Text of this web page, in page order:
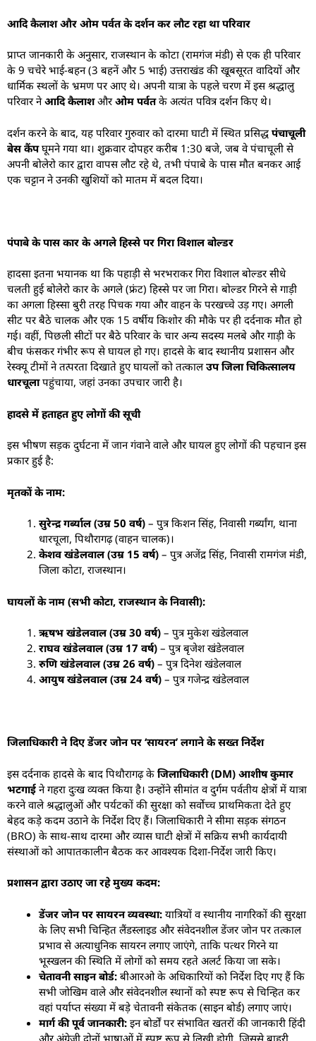
आदि कैलाश और ओम पर्वत के दर्शन कर लौट रहा था परिवार
​प्राप्त जानकारी के अनुसार, राजस्थान के कोटा (रामगंज मंडी) से एक ही परिवार
के 9 चचेरे भाई-बहन (3 बहनें और 5 भाई) उत्तराखंड की खूबसूरत वादियों और
धार्मिक स्थलों के भ्रमण पर आए थे। अपनी यात्रा के पहले चरण में इस श्रद्धालु
परिवार नेआदि कैलाशऔरओम पर्वतके अत्यंत पवित्र दर्शन किए थे।
​दर्शन करने के बाद, यह परिवार गुरुवार को दारमा घाटी में स्थित प्रसिद्धपंचाचूली
बेस कैंपघूमने गया था। शुक्रवार दोपहर करीब 1:30 बजे, जब वे पंचाचूली से
अपनी बोलेरो कार द्वारा वापस लौट रहे थे, तभी पंपाबे के पास मौत बनकर आई
एक चट्टान ने उनकी खुशियों को मातम में बदल दिया।
पंपाबे के पास कार के अगले हिस्से पर गिरा विशाल बोल्डर
​हादसा इतना भयानक था कि पहाड़ी से भरभराकर गिरा विशाल बोल्डर सीधे
चलती हुई बोलेरो कार के अगले (फ्रंट) हिस्से पर जा गिरा। बोल्डर गिरने से गाड़ी
का अगला हिस्सा बुरी तरह पिचक गया और वाहन के परखच्चे उड़ गए। अगली
सीट पर बैठे चालक और एक 15 वर्षीय किशोर की मौके पर ही दर्दनाक मौत हो
गई। वहीं, पिछली सीटों पर बैठे परिवार के चार अन्य सदस्य मलबे और गाड़ी के
बीच फंसकर गंभीर रूप से घायल हो गए। हादसे के बाद स्थानीय प्रशासन और
रेस्क्यू टीमों ने तत्परता दिखाते हुए घायलों को तत्कालउप जिला चिकित्सालय
धारचूलापहुंचाया, जहां उनका उपचार जारी है।
हादसे में हताहत हुए लोगों की सूची
​इस भीषण सड़क दुर्घटना में जान गंवाने वाले और घायल हुए लोगों की पहचान इस
प्रकार हुई है:
मृतकों के नाम:
सुरेन्द्र गर्ब्याल (उम्र 50 वर्ष) – पुत्र किशन सिंह, निवासी गर्ब्यांग, थाना
धारचूला, पिथौरागढ़ (वाहन चालक)।
केशव खंडेलवाल (उम्र 15 वर्ष) – पुत्र अजेंद्र सिंह, निवासी रामगंज मंडी,
जिला कोटा, राजस्थान।
घायलों के नाम (सभी कोटा, राजस्थान के निवासी):
ऋषभ खंडेलवाल (उम्र 30 वर्ष) – पुत्र मुकेश खंडेलवाल
राघव खंडेलवाल (उम्र 17 वर्ष) – पुत्र बृजेश खंडेलवाल
रुणि खंडेलवाल (उम्र 26 वर्ष) – पुत्र दिनेश खंडेलवाल
आयुष खंडेलवाल (उम्र 24 वर्ष) – पुत्र गजेन्द्र खंडेलवाल
जिलाधिकारी ने दिए डेंजर जोन पर ‘सायरन’ लगाने के सख्त निर्देश
​इस दर्दनाक हादसे के बाद पिथौरागढ़ के जिलाधिकारी (DM) आशीष कुमार
भटगाई ने गहरा दुःख व्यक्त किया है। उन्होंने सीमांत व दुर्गम पर्वतीय क्षेत्रों में यात्रा
करने वाले श्रद्धालुओं और पर्यटकों की सुरक्षा को सर्वोच्च प्राथमिकता देते हुए
बेहद कड़े कदम उठाने के निर्देश दिए हैं। जिलाधिकारी ने सीमा सड़क संगठन
(BRO) के साथ-साथ दारमा और व्यास घाटी क्षेत्रों में सक्रिय सभी कार्यदायी
संस्थाओं को आपातकालीन बैठक कर आवश्यक दिशा-निर्देश जारी किए।
प्रशासन द्वारा उठाए जा रहे मुख्य कदम:
डेंजर जोन पर सायरन व्यवस्था: यात्रियों व स्थानीय नागरिकों की सुरक्षा
के लिए सभी चिन्हित लैंडस्लाइड और संवेदनशील डेंजर जोन पर तत्काल
प्रभाव से अत्याधुनिक सायरन लगाए जाएंगे, ताकि पत्थर गिरने या
भूस्खलन की स्थिति में लोगों को समय रहते अलर्ट किया जा सके।
चेतावनी साइन बोर्ड: बीआरओ के अधिकारियों को निर्देश दिए गए हैं कि
सभी जोखिम वाले और संवेदनशील स्थानों को स्पष्ट रूप से चिन्हित कर
वहां पर्याप्त संख्या में बड़े चेतावनी संकेतक (साइन बोर्ड) लगाए जाएं।
मार्ग की पूर्व जानकारी: इन बोर्डों पर संभावित खतरों की जानकारी हिंदी
और अंग्रेजी दोनों भाषाओं में स्पष्ट रूप से लिखी होगी, जिससे बाहरी